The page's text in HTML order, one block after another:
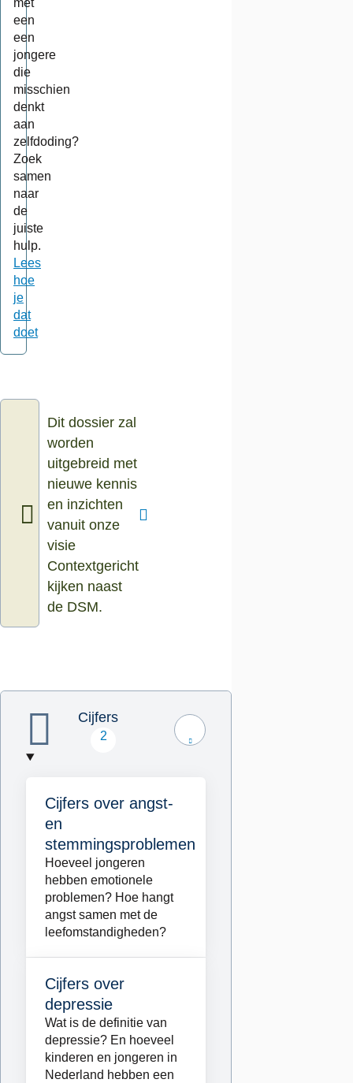
met
een
een
jongere
die
misschien
denkt
aan
zelfdoding?
Zoek
samen
naar
de
juiste
hulp.
Lees
hoe
je
dat
doet
Dit dossier zal
worden
uitgebreid met
nieuwe kennis
en inzichten
vanuit onze
visie
Contextgericht
kijken naast
de DSM.
Cijfers
2
Cijfers over angst-
en
stemmingsproblemen
Hoeveel jongeren
hebben emotionele
problemen? Hoe hangt
angst samen met de
leefomstandigheden?
Lees
over
Cijfers
over
angst-
en
stemmingsproblemen
Cijfers over
depressie
Wat is de definitie van
depressie? En hoeveel
kinderen en jongeren in
Nederland hebben een
Lees
meer
over
Cijfers
over